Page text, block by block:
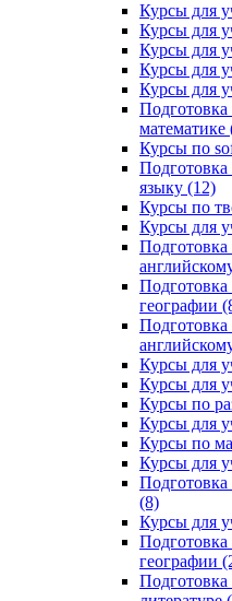
Курсы для
Курсы для
Курсы для
Курсы для
Курсы для
математике
Курсы по
языку (12)
Курсы по
Курсы для
географии
Курсы для
Курсы для
Курсы по
Курсы для
Курсы по
Курсы для
(8)
Курсы для
географии